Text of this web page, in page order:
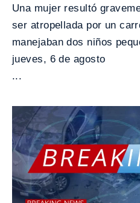
Una mujer resultó
ser atropellada por un
manejaban dos niños
jueves, 6 de agosto
...